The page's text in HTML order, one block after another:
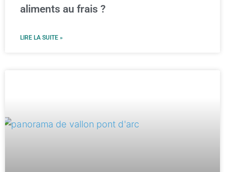
aliments au frais ?
LIRE LA SUITE »